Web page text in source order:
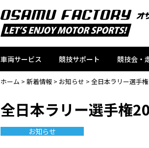
車両サービス 競技サポート 競技会・
ホーム > 新着情報 > お知らせ > 全日本ラリー選手
全日本ラリー選手権
お知らせ